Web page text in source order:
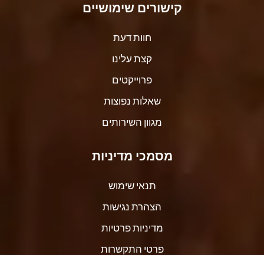
קישורים שימושיים
חוות דעת
קצת עלינו
פרוייקטים
שאלות נפוצות
מגוון השירותים
מסמכי מדיניות
תנאי שימוש
הצהרת נגישות
מדיניות פרטיות
פרטי התקשרות